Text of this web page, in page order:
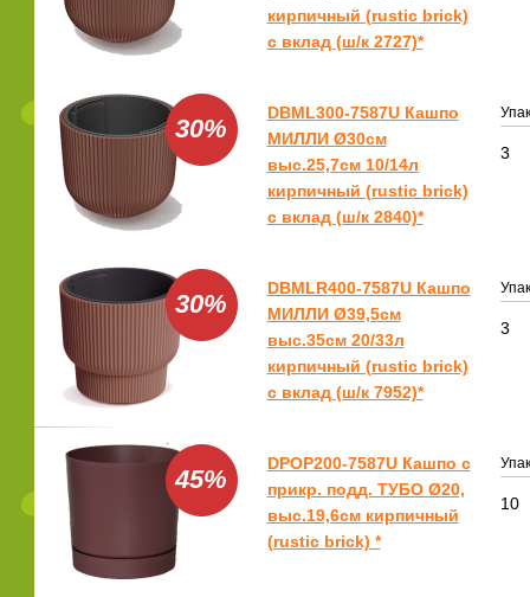
кирпичный (rustic brick)
с вклад (ш/к 2727)*
30%
DBML300-7587U Кашпо
МИЛЛИ Ø30см
выс.25,7см 10/14л
кирпичный (rustic brick)
с вклад (ш/к 2840)*
3
30%
DBMLR400-7587U Кашпо
МИЛЛИ Ø39,5см
выс.35см 20/33л
кирпичный (rustic brick)
с вклад (ш/к 7952)*
3
45%
DPOP200-7587U Кашпо с
прикр. подд. ТУБО Ø20,
выс.19,6см кирпичный
(rustic brick) *
10